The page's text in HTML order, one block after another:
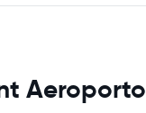
Aeroporto